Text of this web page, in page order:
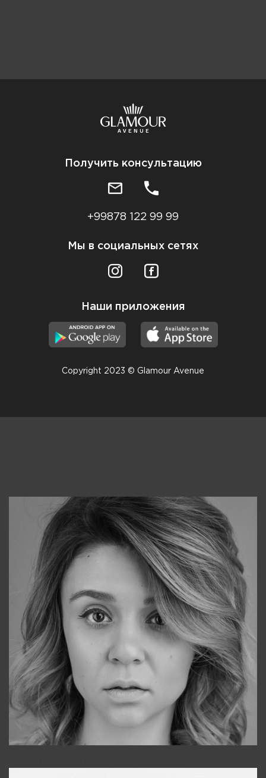
Получить консультацию
+99878 122 99 99
Мы в социальных сетях
Наши приложения
Copyright 2023 © Glamour Avenue